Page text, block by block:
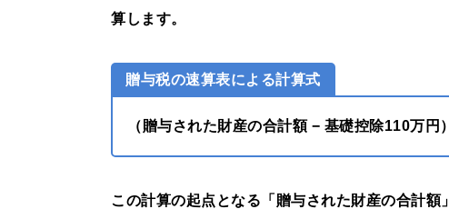
算します。
贈与税の速算表による計算式
（贈与された財産の合計額 − 基礎控除110万
この計算の起点となる「贈与された財産の合計額